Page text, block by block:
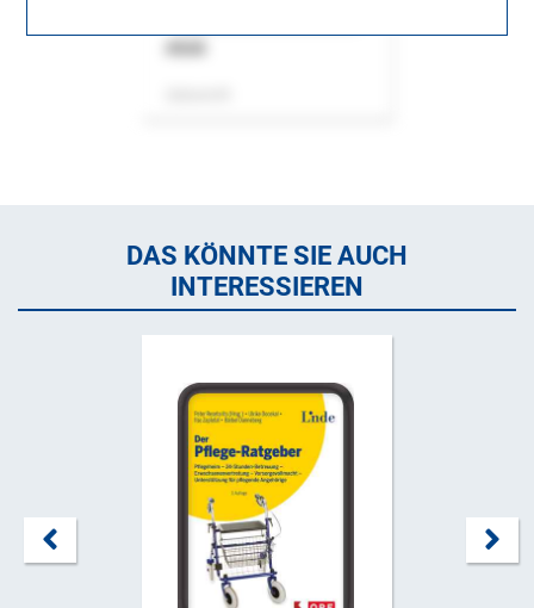
DAS KÖNNTE SIE AUCH
INTERESSIEREN